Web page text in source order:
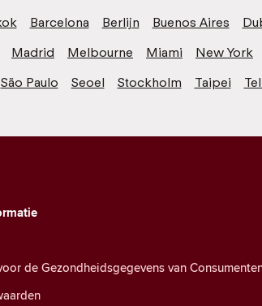
Barcelona Berlijn Buenos Aires
Madrid Melbourne Miami New York
São Paulo Seoel Stockholm Taipei
de Gezondheidsgegevens van